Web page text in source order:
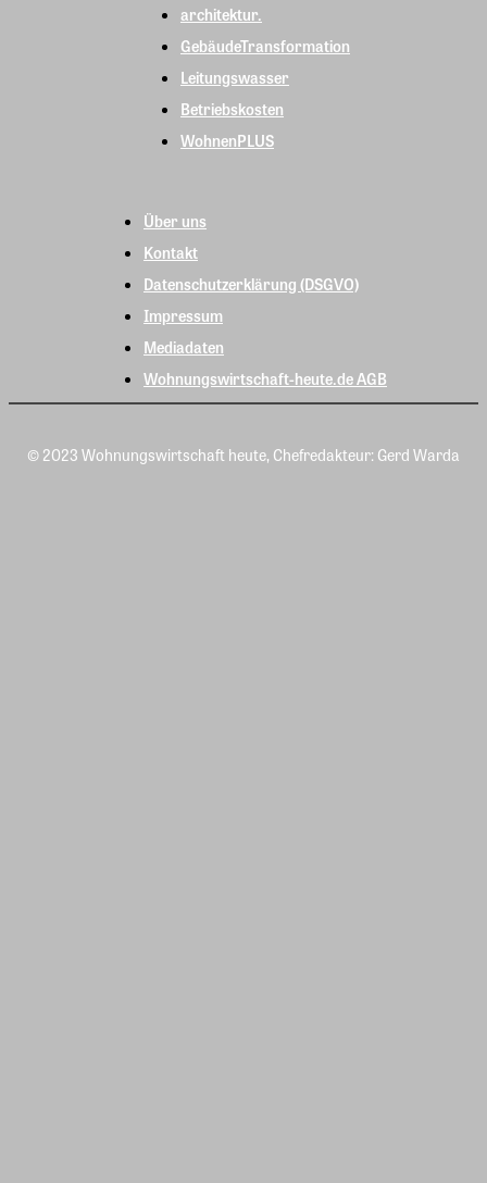
architektur.
GebäudeTransformation
Leitungswasser
Betriebskosten
WohnenPLUS
Über uns
Kontakt
Datenschutzerklärung (DSGVO)
Impressum
Mediadaten
Wohnungswirtschaft-heute.de AGB
© 2023 Wohnungswirtschaft heute, Chefredakteur: Gerd Warda